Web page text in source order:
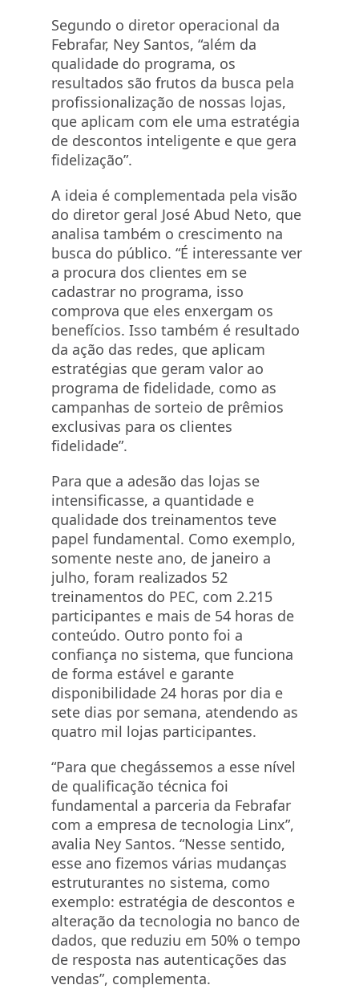
Segundo o diretor operacional da
Febrafar, Ney Santos, “além da
qualidade do programa, os
resultados são frutos da busca pela
profissionalização de nossas lojas,
que aplicam com ele uma estratégia
de descontos inteligente e que gera
fidelização”.
A ideia é complementada pela visão
do diretor geral José Abud Neto, que
analisa também o crescimento na
busca do público. “É interessante ver
a procura dos clientes em se
cadastrar no programa, isso
comprova que eles enxergam os
benefícios. Isso também é resultado
da ação das redes, que aplicam
estratégias que geram valor ao
programa de fidelidade, como as
campanhas de sorteio de prêmios
exclusivas para os clientes
fidelidade”.
Para que a adesão das lojas se
intensificasse, a quantidade e
qualidade dos treinamentos teve
papel fundamental. Como exemplo,
somente neste ano, de janeiro a
julho, foram realizados 52
treinamentos do PEC, com 2.215
participantes e mais de 54 horas de
conteúdo. Outro ponto foi a
confiança no sistema, que funciona
de forma estável e garante
disponibilidade 24 horas por dia e
sete dias por semana, atendendo as
quatro mil lojas participantes.
“Para que chegássemos a esse nível
de qualificação técnica foi
fundamental a parceria da Febrafar
com a empresa de tecnologia Linx”,
avalia Ney Santos. “Nesse sentido,
esse ano fizemos várias mudanças
estruturantes no sistema, como
exemplo: estratégia de descontos e
alteração da tecnologia no banco de
dados, que reduziu em 50% o tempo
de resposta nas autenticações das
vendas”, complementa.